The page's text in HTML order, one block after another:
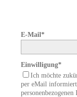
E-Mail*
Einwilligung*
Ich möchte
per eMail